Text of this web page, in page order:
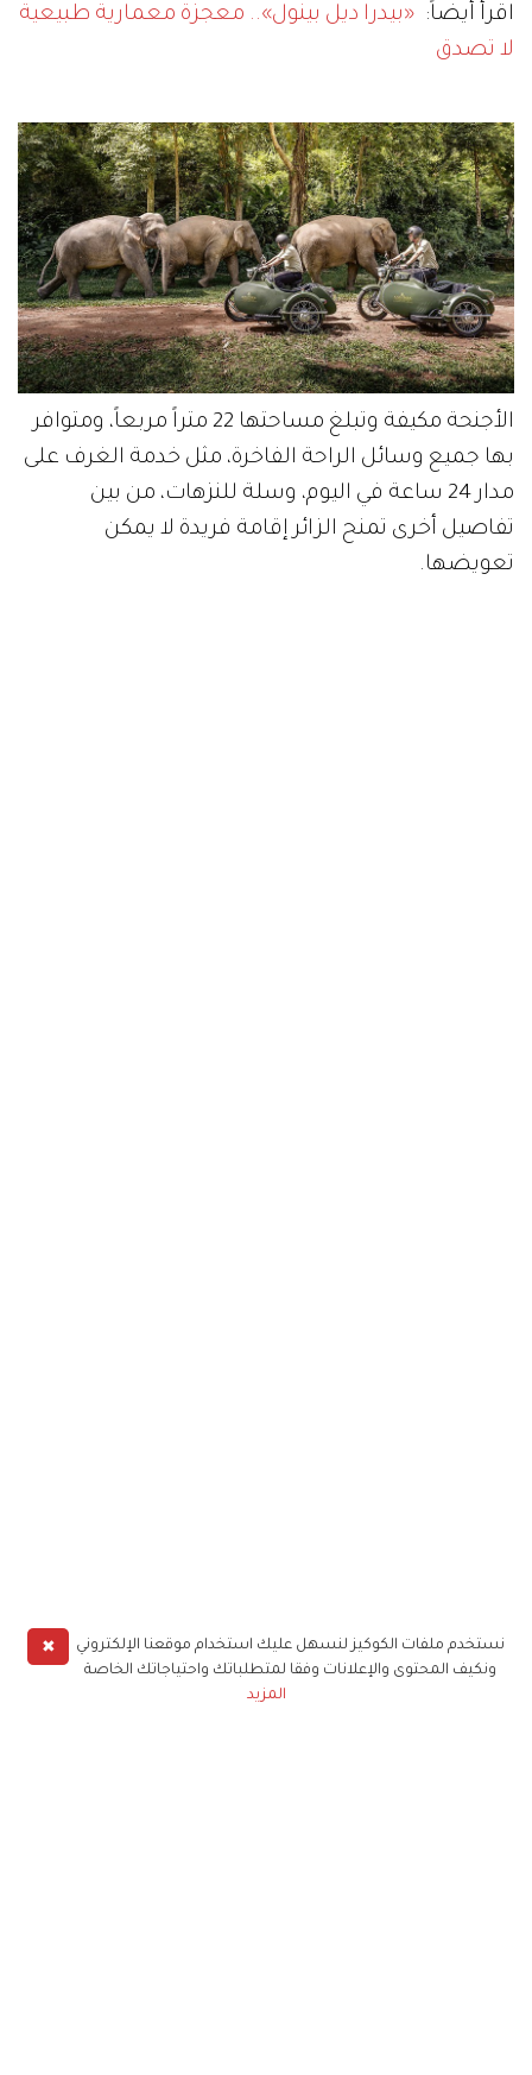
اقرأ أيضاً: «بيدرا ديل بينول».. معجزة معمارية طبيعية
لا تصدق
الأجنحة مكيفة وتبلغ مساحتها 22 متراً مربعاً، ومتوافر
بها جميع وسائل الراحة الفاخرة، مثل خدمة الغرف على
مدار 24 ساعة في اليوم، وسلة للنزهات، من بين
تفاصيل أخرى تمنح الزائر إقامة فريدة لا يمكن
تعويضها.
✖
نستخدم ملفات الكوكيز لنسهل عليك استخدام موقعنا الإلكتروني
ونكيف المحتوى والإعلانات وفقا لمتطلباتك واحتياجاتك الخاصة
المزيد